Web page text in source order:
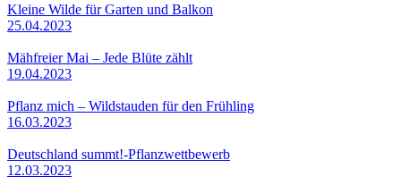
Kleine Wilde für Garten und Balkon
25.04.2023
Mähfreier Mai – Jede Blüte zählt
19.04.2023
Pflanz mich – Wildstauden für den Frühling
16.03.2023
Deutschland summt!-Pflanzwettbewerb
12.03.2023